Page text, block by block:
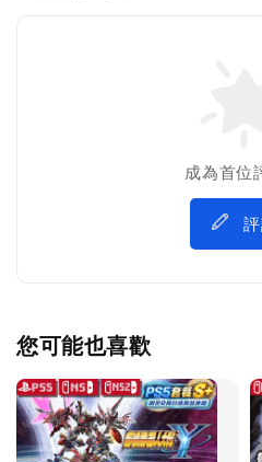
成為首位
您可能也喜歡